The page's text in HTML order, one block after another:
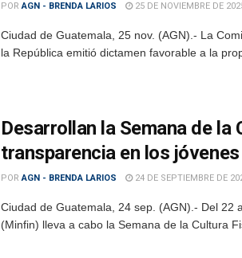
POR AGN - BRENDA LARIOS 25 DE NOVIEMBRE DE
Ciudad de Guatemala, 25 nov. (AGN).- La
la República emitió dictamen favorable a la
Desarrollan la Semana de
transparencia en los jóvenes
POR AGN - BRENDA LARIOS 24 DE SEPTIEMBRE DE
Ciudad de Guatemala, 24 sep. (AGN).- Del 22
(Minfin) lleva a cabo la Semana de la Cultura